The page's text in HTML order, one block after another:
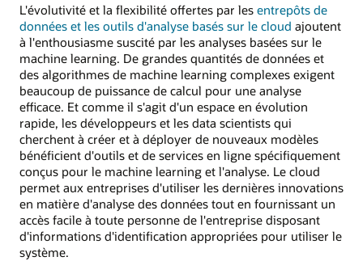
L'évolutivité et la flexibilité offertes par les entrepôts de
données et les outils d'analyse basés sur le cloud ajoutent
à l'enthousiasme suscité par les analyses basées sur le
machine learning. De grandes quantités de données et
des algorithmes de machine learning complexes exigent
beaucoup de puissance de calcul pour une analyse
efficace. Et comme il s'agit d'un espace en évolution
rapide, les développeurs et les data scientists qui
cherchent à créer et à déployer de nouveaux modèles
bénéficient d'outils et de services en ligne spécifiquement
conçus pour le machine learning et l'analyse. Le cloud
permet aux entreprises d'utiliser les dernières innovations
en matière d'analyse des données tout en fournissant un
accès facile à toute personne de l'entreprise disposant
d'informations d'identification appropriées pour utiliser le
système.